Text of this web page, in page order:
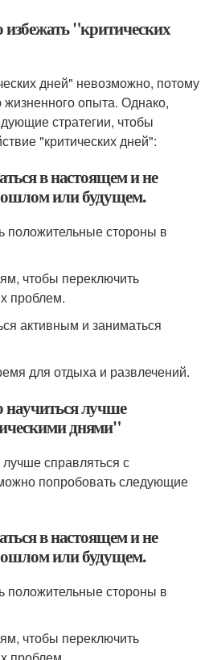
"критических
дней" невозможно, потому
жизненного опыта. Однако,
стратегии, чтобы
"критических дней":
в настоящем и не
или будущем.
положительные стороны в
чтобы переключить
проблем.
активным и заниматься
для отдыха и развлечений.
лучше
днями"
справляться с
попробовать следующие
в настоящем и не
или будущем.
положительные стороны в
чтобы переключить